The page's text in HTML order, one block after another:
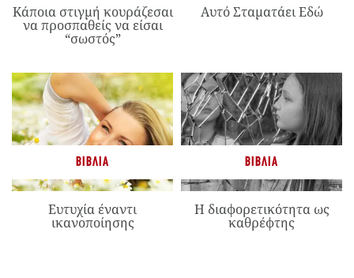
Κάποια στιγμή κουράζεσαι
να προσπαθείς να είσαι
“σωστός”
Αυτό Σταματάει Εδώ
ΒΙΒΛΊΑ
Ευτυχία έναντι
ικανοποίησης
ΒΙΒΛΊΑ
Η διαφορετικότητα ως
καθρέφτης